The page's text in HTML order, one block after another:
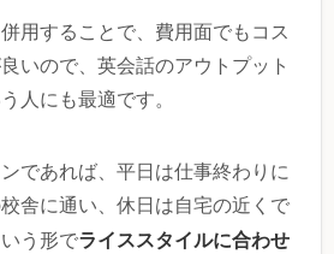
用することで、費用面でもコス
いので、英会話のアウトプット
人にも最適です。
であれば、平日は仕事終わりに
舎に通い、休日は自宅の近くで
う形でライススタイルに合わせ